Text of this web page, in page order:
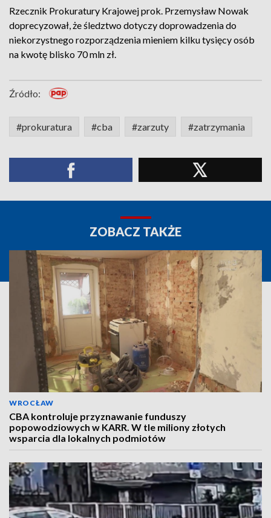
Rzecznik Prokuratury Krajowej prok. Przemysław Nowak
doprecyzował, że śledztwo dotyczy doprowadzenia do
niekorzystnego rozporządzenia mieniem kilku tysięcy osób
na kwotę blisko 70 mln zł.
Źródło:
#prokuratura #cba #zarzuty #zatrzymania
ZOBACZ TAKŻE
WROCŁAW
CBA kontroluje przyznawanie funduszy
popowodziowych w KARR. W tle miliony złotych
wsparcia dla lokalnych podmiotów